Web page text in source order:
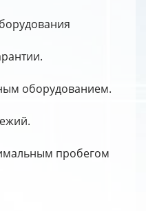
оборудованием.
пробегом